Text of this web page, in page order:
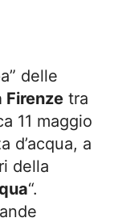
delle
tra
11 maggio
d’acqua, a
della
“.